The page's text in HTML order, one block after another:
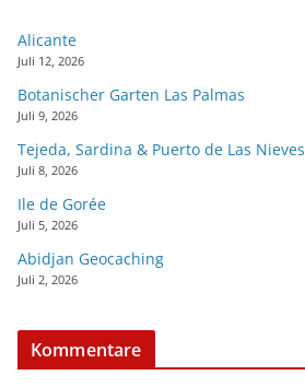
Alicante
Juli 12, 2026
Botanischer Garten Las Palmas
Juli 9, 2026
Tejeda, Sardina & Puerto de Las Nieves
Juli 8, 2026
Ile de Gorée
Juli 5, 2026
Abidjan Geocaching
Juli 2, 2026
Kommentare